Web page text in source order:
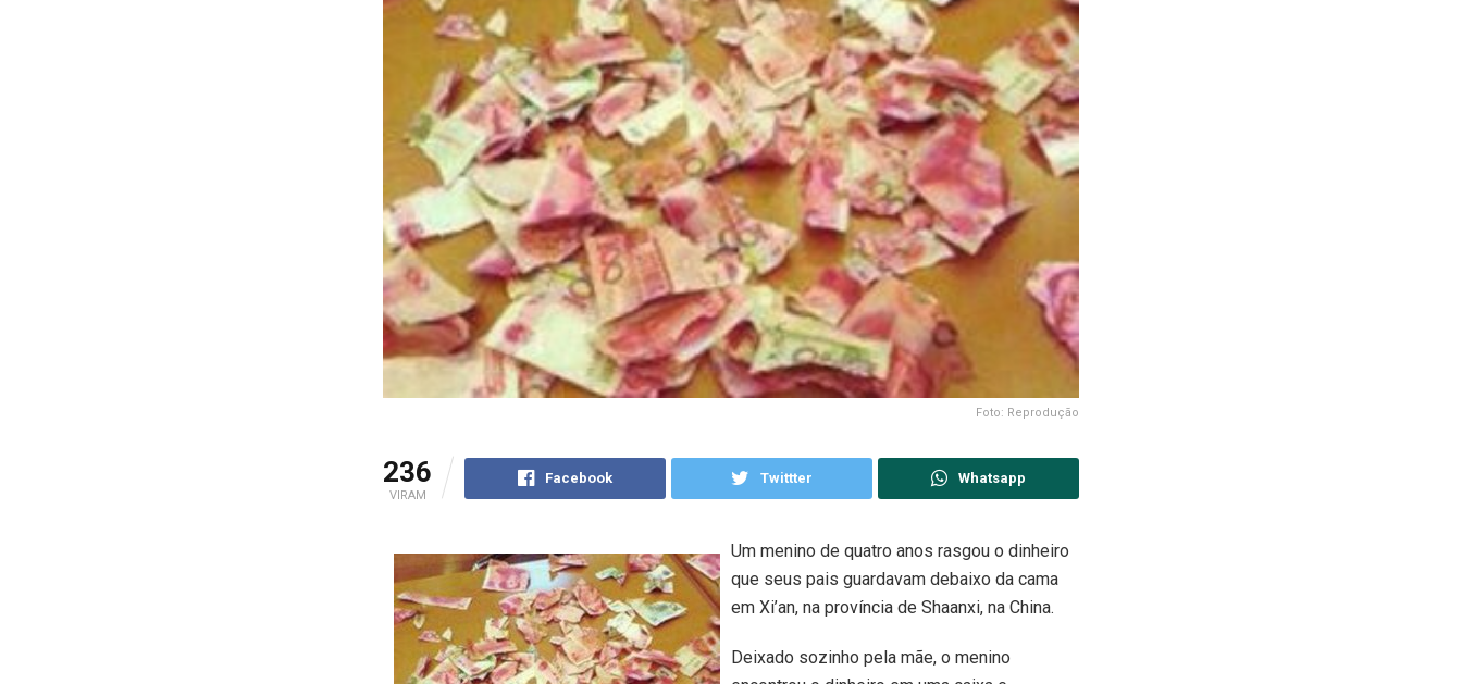
Foto: Reprodução
236
VIRAM
Facebook Twittter Whatsapp
Um menino de quatro anos rasgou o dinheiro
que seus pais guardavam debaixo da cama
em Xi’an, na província de Shaanxi, na China.
Deixado sozinho pela mãe, o menino